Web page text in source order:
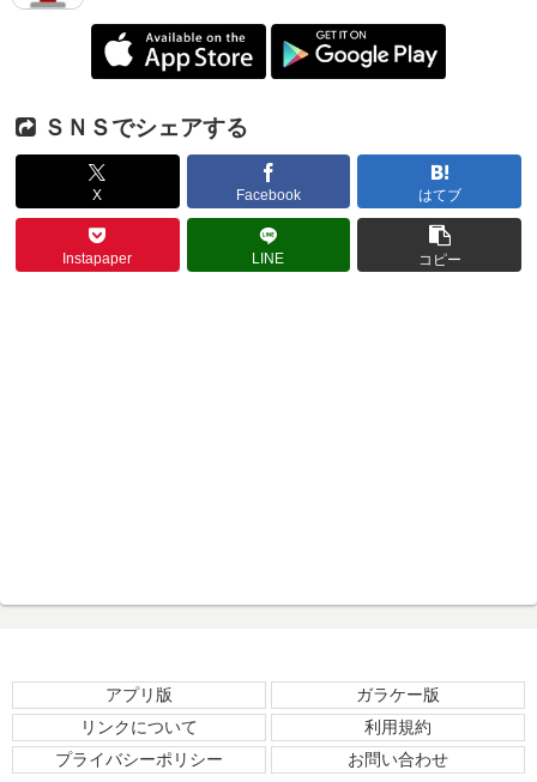
ＳＮＳでシェアする
X Facebook はてブ
Instapaper LINE コピー
アプリ版
ガラケー版
リンクについて
利用規約
プライバシーポリシー
お問い合わせ